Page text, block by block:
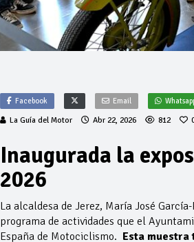
Facebook Email
La Guía del Motor Abr 22, 2026 812
Inaugurada la
2026
La alcaldesa de Jerez, María José García-
programa de actividades que el
España de Motociclismo. Esta muestra